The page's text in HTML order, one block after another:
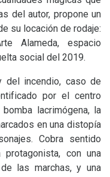
del autor, propone un
su locación de rodaje:
Alameda, espacio
social del 2019.
incendio, caso de
por el centro
lacrimógena, la
en una distopía
Cobra sentido
protagonista, con una
las marchas, y una